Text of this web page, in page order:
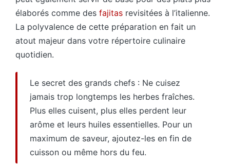
élaborés comme des fajitas revisitées à l’italienne.
La polyvalence de cette préparation en fait un
atout majeur dans votre répertoire culinaire
quotidien.
Le secret des grands chefs : Ne cuisez
jamais trop longtemps les herbes fraîches.
Plus elles cuisent, plus elles perdent leur
arôme et leurs huiles essentielles. Pour un
maximum de saveur, ajoutez-les en fin de
cuisson ou même hors du feu.